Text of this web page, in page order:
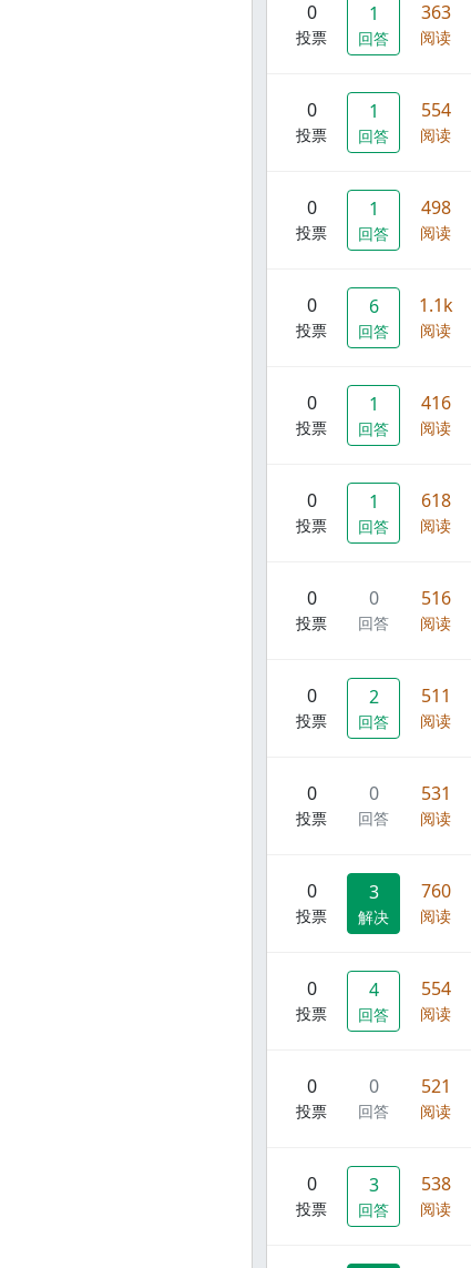
0
投票
1
回答
363
阅读
0
投票
1
回答
554
阅读
0
投票
1
回答
498
阅读
0
投票
6
回答
1.1k
阅读
0
投票
1
回答
416
阅读
0
投票
1
回答
618
阅读
0
投票
0
回答
516
阅读
0
投票
2
回答
511
阅读
0
投票
0
回答
531
阅读
0
投票
3
解决
760
阅读
0
投票
4
回答
554
阅读
0
投票
0
回答
521
阅读
0
投票
3
回答
538
阅读